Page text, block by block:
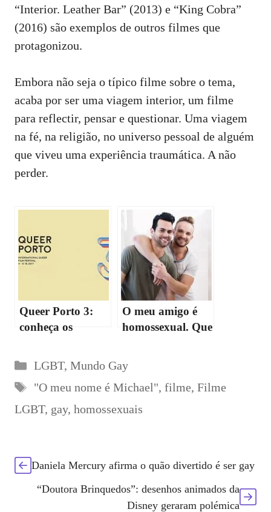
“Interior. Leather Bar” (2013) e “King Cobra”
(2016) são exemplos de outros filmes que
protagonizou.
Embora não seja o típico filme sobre o tema,
acaba por ser uma viagem interior, um filme
para reflectir, pensar e questionar. Uma viagem
na fé, na religião, no universo pessoal de alguém
que viveu uma experiência traumática. A não
perder.
Queer Porto 3:
conheça os
O meu amigo é
homossexual. Que
Categorias
LGBT, Mundo Gay
Etiquetas
"O meu nome é Michael", filme, Filme
LGBT, gay, homossexuais
Daniela Mercury afirma o quão divertido é ser gay
“Doutora Brinquedos”: desenhos animados da
Disney geraram polémica